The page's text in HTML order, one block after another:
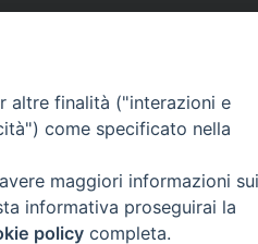
altre finalità ("interazioni e
come specificato nella
maggiori informazioni sui
informativa proseguirai la
policy completa.